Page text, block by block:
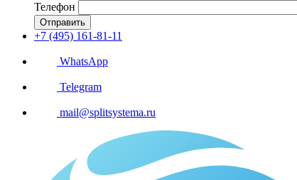
Телефон
Отправить
+7 (495) 161-81-11
WhatsApp
Telegram
mail@splitsystema.ru